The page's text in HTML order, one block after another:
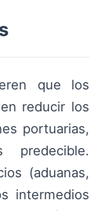
que los
reducir los
portuarias,
predecible.
(aduanas,
intermedios